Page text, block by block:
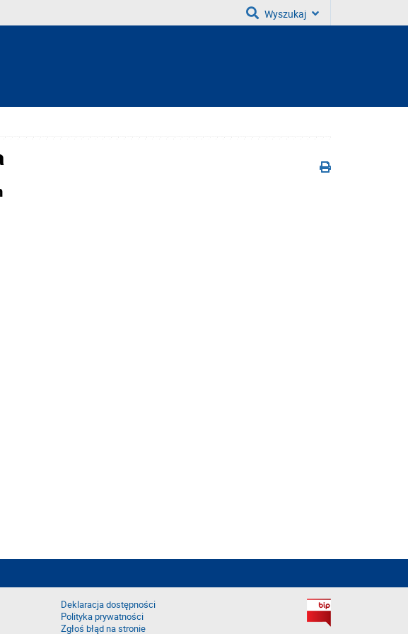
Wyszukaj
Deklaracja dostępności
Polityka prywatności
Zgłoś błąd na stronie